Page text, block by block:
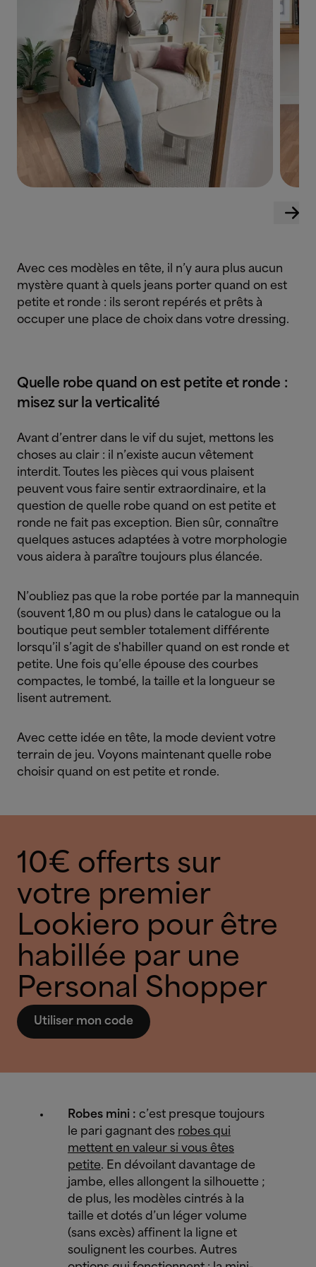
Avec ces modèles en tête, il n’y aura plus aucun
mystère quant à quels jeans porter quand on est
petite et ronde : ils seront repérés et prêts à
occuper une place de choix dans votre dressing.
Quelle robe quand on est petite et ronde :
misez sur la verticalité
Avant d’entrer dans le vif du sujet, mettons les
choses au clair : il n’existe aucun vêtement
interdit. Toutes les pièces qui vous plaisent
peuvent vous faire sentir extraordinaire, et la
question de quelle robe quand on est petite et
ronde ne fait pas exception. Bien sûr, connaître
quelques astuces adaptées à votre morphologie
vous aidera à paraître toujours plus élancée.
N’oubliez pas que la robe portée par la mannequin
(souvent 1,80 m ou plus) dans le catalogue ou la
boutique peut sembler totalement différente
lorsqu’il s’agit de s'habiller quand on est ronde et
petite. Une fois qu’elle épouse des courbes
compactes, le tombé, la taille et la longueur se
lisent autrement.
Avec cette idée en tête, la mode devient votre
terrain de jeu. Voyons maintenant quelle robe
choisir quand on est petite et ronde.
10€ offerts sur
votre premier
Lookiero pour être
habillée par une
Personal Shopper
Utiliser mon code
Robes mini : c’est presque toujours
le pari gagnant des robes qui
mettent en valeur si vous êtes
petite. En dévoilant davantage de
jambe, elles allongent la silhouette ;
de plus, les modèles cintrés à la
taille et dotés d’un léger volume
(sans excès) affinent la ligne et
soulignent les courbes. Autres